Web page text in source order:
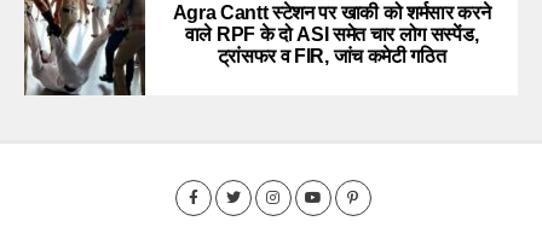
Agra Cantt स्टेशन पर खाकी को शर्मसार करने
वाले RPF के दो ASI समेत चार लोग सस्पेंड,
ट्रांसफर व FIR, जांच कमेटी गठित